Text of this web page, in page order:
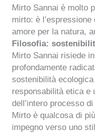
Mirto Sannai è molto
mirto: è
amore per la natura,
Filosofia:
Mirto Sannai risiede
profondamente
sostenibilità
responsabilità etica e
dell’intero processo
Mirto è qualcosa di
impegno verso uno